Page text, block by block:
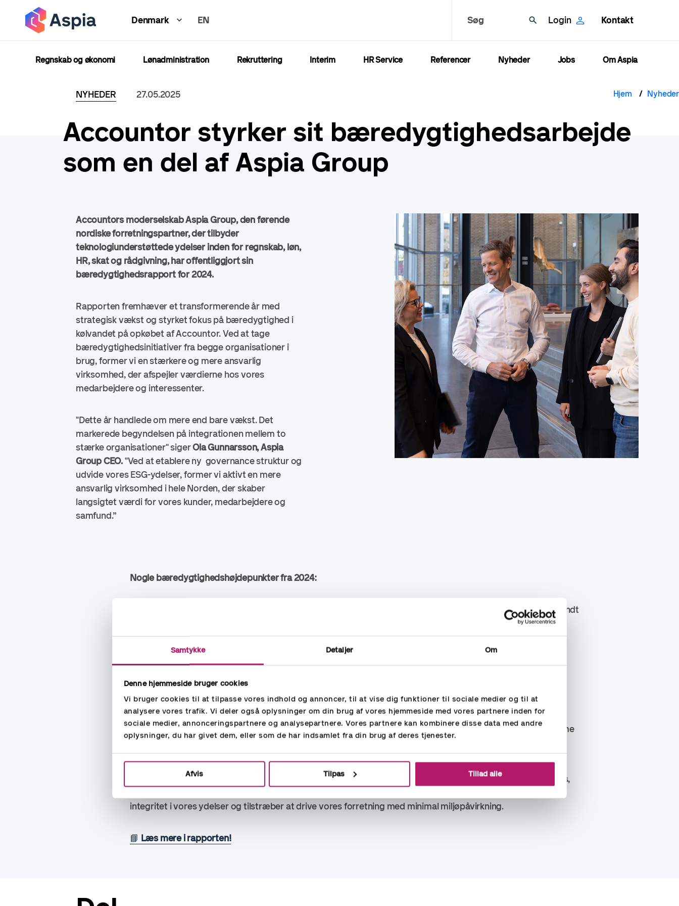
Samtykke Detaljer Om
Denne hjemmeside bruger cookies
Vi bruger cookies til at tilpasse vores indhold og annoncer, til at vise dig funktioner til sociale medier og til at
analysere vores trafik. Vi deler også oplysninger om din brug af vores hjemmeside med vores partnere inden for
sociale medier, annonceringspartnere og analysepartnere. Vores partnere kan kombinere disse data med andre
oplysninger, du har givet dem, eller som de har indsamlet fra din brug af deres tjenester.
Afvis Tilpas Tillad alle
hovedindhold
Denmark EN Søg Login Kontakt
Regnskab og økonomi Lønadministration Rekruttering Interim HR Service Referencer Nyheder Jobs Om Aspia
NYHEDER 27.05.2025 Hjem Nyheder
Accountor styrker sit bæredygtighedsarbejde
som en del af Aspia Group
Accountors moderselskab Aspia Group, den førende
nordiske forretningspartner, der tilbyder
teknologiunderstøttede ydelser inden for regnskab, løn,
HR, skat og rådgivning, har offentliggjort sin
bæredygtighedsrapport for 2024.
Rapporten fremhæver et transformerende år med
strategisk vækst og styrket fokus på bæredygtighed i
kølvandet på opkøbet af Accountor. Ved at tage
bæredygtighedsinitiativer fra begge organisationer i
brug, former vi en stærkere og mere ansvarlig
virksomhed, der afspejler værdierne hos vores
medarbejdere og interessenter.
"Dette år handlede om mere end bare vækst. Det
markerede begyndelsen på integrationen mellem to
stærke organisationer" sigerOla Gunnarsson, Aspia
Group CEO."Ved at etablere ny governance struktur og
udvide vores ESG-ydelser, former vi aktivt en mere
ansvarlig virksomhed i hele Norden, der skaber
langsigtet værdi for vores kunder, medarbejdere og
samfund.”
Nogle bæredygtighedshøjdepunkter fra 2024:
Vi er stolte over at være en top-rangeret arbejdsgiver for unge professionelle i Sverige og Finland; anerkendt
Vi har udvidet vores lokale teams og ESG-rapporteringstjenester for at støtte flere kunder i deres
bæredygtighedsarbejde
Vi har forbedret vores klimaberegningsmetoder og udvidet Scope 3-emissionskategorier for at reducere
vores miljøpåvirkning
Gennem vores samarbejde med Hand in Hand har vi hjulpet 200 mennesker – primært kvinder – ud af
fattigdom gennem iværksætteri i Kenya siden projektets start
Vi har styrket vores bæredygtighedsledelse ved at etablere en ESG-komité på koncernniveau for at fremme
arbejdet og integrere bæredygtighed i vores processer
Når vi ser fremad, vil vi fortsat have fokus på kulturel integration, styrke vores indsats for mangfoldighed og
inklusion på alle niveauer og håndtere forandringsrelateret stress. Vi er forpligtet til at skabe en arbejdsplads,
integritet i vores ydelser og tilstræber at drive vores forretning med minimal miljøpåvirkning.
📘 Læs mere i rapporten!